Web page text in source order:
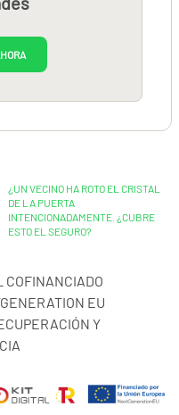
¿UN VECINO HA ROTO EL CRISTAL
DE LA PUERTA
INTENCIONADAMENTE. ¿CUBRE
ESTO EL SEGURO?
COFINANCIADO
EU
Y